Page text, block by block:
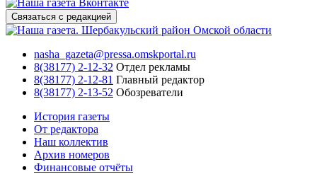
Связаться с редакцией
nasha_gazeta@pressa.omskportal.ru
8(38177) 2-12-32 Отдел рекламы
8(38177) 2-12-81 Главный редактор
8(38177) 2-13-52 Обозреватели
История газеты
От редактора
Наш коллектив
Архив номеров
Финансовые отчёты